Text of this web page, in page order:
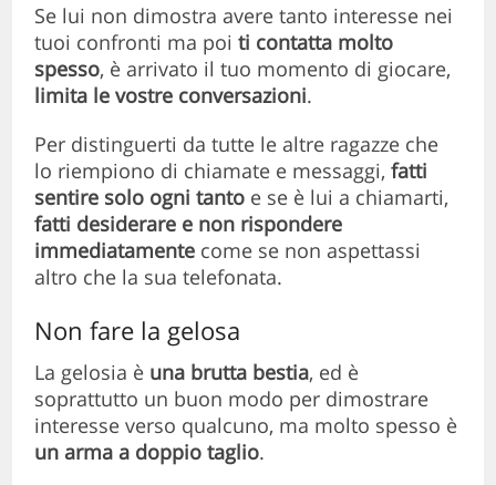
Se lui non dimostra avere tanto interesse nei
tuoi confronti ma poiti contatta molto
spesso, è arrivato il tuo momento di giocare,
limita le vostre conversazioni.
Per distinguerti da tutte le altre ragazze che
lo riempiono di chiamate e messaggi,fatti
sentire solo ogni tanto e se è lui a chiamarti,
fatti desiderare e non rispondere
immediatamente come se non aspettassi
altro che la sua telefonata.
Non fare la gelosa
La gelosia è una brutta bestia, ed è
soprattutto un buon modo per dimostrare
interesse verso qualcuno, ma molto spesso è
un arma a doppio taglio.